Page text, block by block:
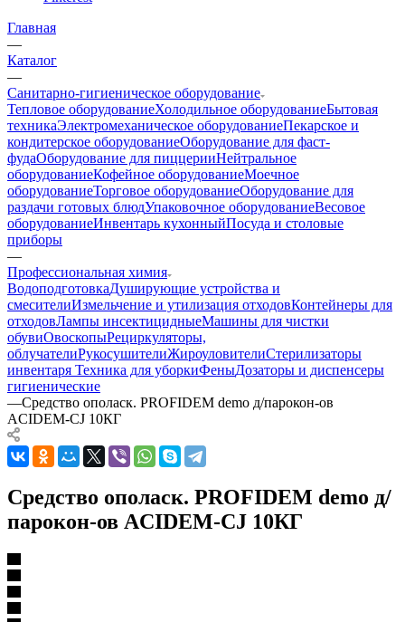
Главная
—
Каталог
—
Санитарно-гигиеническое оборудование
Тепловое оборудованиеХолодильное оборудованиеБытовая
техникаЭлектромеханическое оборудованиеПекарское и
кондитерское оборудованиеОборудование для фаст-
фудаОборудование для пиццерииНейтральное
оборудованиеКофейное оборудованиеМоечное
оборудованиеТорговое оборудованиеОборудование для
раздачи готовых блюдУпаковочное оборудованиеВесовое
оборудованиеИнвентарь кухонныйПосуда и столовые
приборы
—
Профессиональная химия
ВодоподготовкаДуширующие устройства и
смесителиИзмельчение и утилизация отходовКонтейнеры для
отходовЛампы инсектицидныеМашины для чистки
обувиОвоскопыРециркуляторы,
облучателиРукосушителиЖироуловителиСтерилизаторы
инвентаря Техника для уборкиФеныДозаторы и диспенсеры
гигиенические
—Средство ополаск. PROFIDEM demo д/парокон-ов
ACIDEM-CJ 10КГ
Средство ополаск. PROFIDEM demo д/
парокон-ов ACIDEM-CJ 10КГ